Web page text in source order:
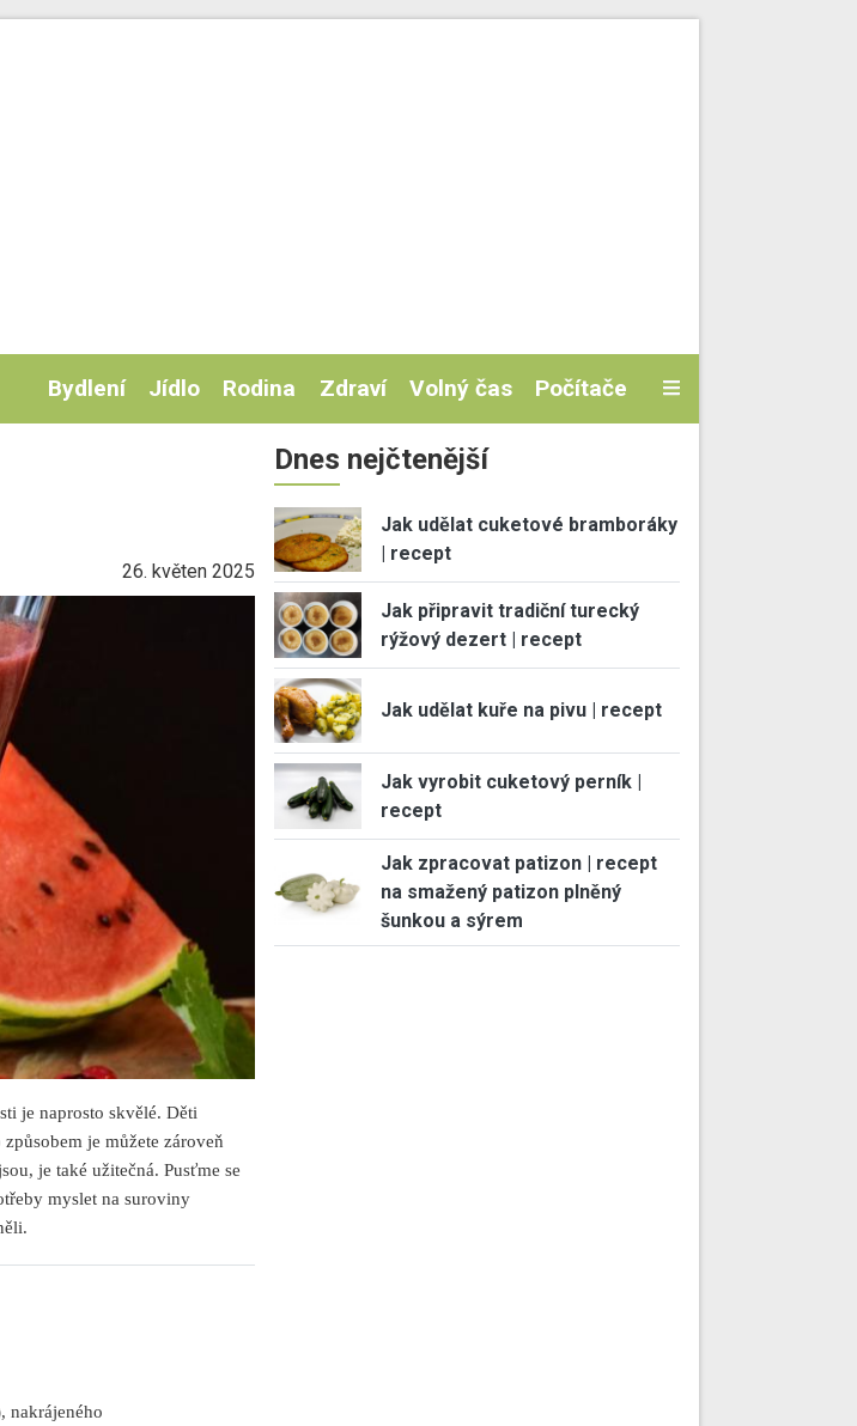
Bydlení Jídlo Rodina Zdraví Volný čas Počítače
26. květen 2025
je naprosto skvělé. Děti
je můžete zároveň
je také užitečná. Pusťme se
myslet na suroviny
nakrájeného
Dnes nejčtenější
Jak udělat cuketové bramboráky
| recept
Jak připravit tradiční turecký
rýžový dezert | recept
Jak udělat kuře na pivu | recept
Jak vyrobit cuketový perník |
recept
Jak zpracovat patizon | recept
na smažený patizon plněný
šunkou a sýrem